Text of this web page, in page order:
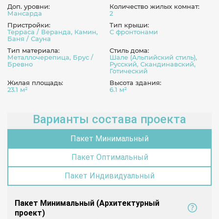
Доп. уровни:
Мансарда
Количество жилых комнат:
2
Пристройки:
Терраса / Веранда, Камин,
Баня / Сауна
Тип крыши:
С фронтонами
Тип материала:
Металлочерепица, Брус /
Бревно
Стиль дома:
Шале (Альпийский стиль),
Русский, Скандинавский,
Готический
Жилая площадь:
23.1 м²
Высота здания:
6.1 м²
Варианты состава проекта
Пакет Минимальный
Пакет Оптимальный
Пакет Индивидуальный
Пакет Минимальный (Архитектурный
проект)